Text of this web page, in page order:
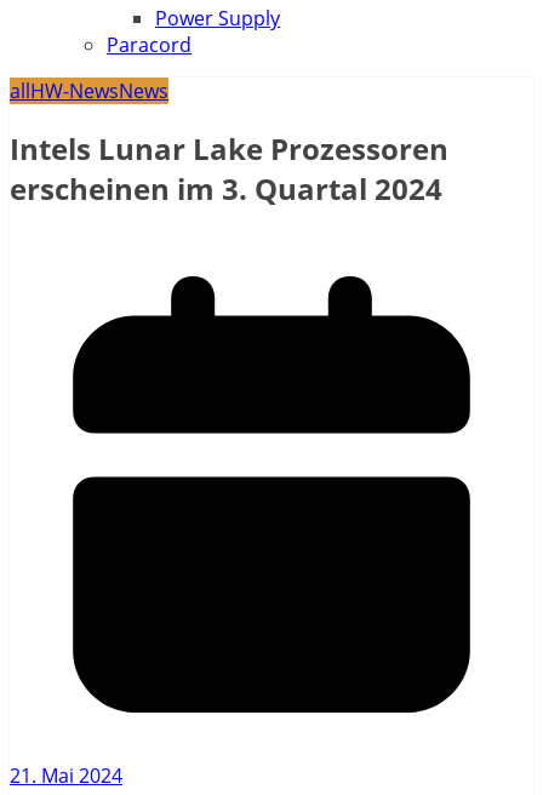
Power Supply
Paracord
allHW-NewsNews
Intels Lunar Lake Prozessoren
erscheinen im 3. Quartal 2024
21. Mai 2024